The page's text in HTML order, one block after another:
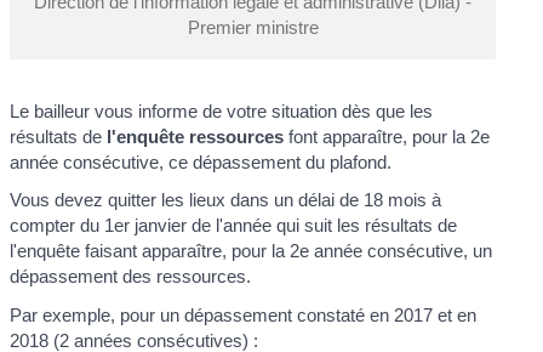
Premier ministre
Le bailleur vous informe de votre situation dès que les
résultats de l'enquête ressources font apparaître, pour la 2e
année consécutive, ce dépassement du plafond.
Vous devez quitter les lieux dans un délai de 18 mois à
compter du 1er janvier de l'année qui suit les résultats de
l'enquête faisant apparaître, pour la 2e année consécutive, un
dépassement des ressources.
Par exemple, pour un dépassement constaté en 2017 et en
2018 (2 années consécutives) :